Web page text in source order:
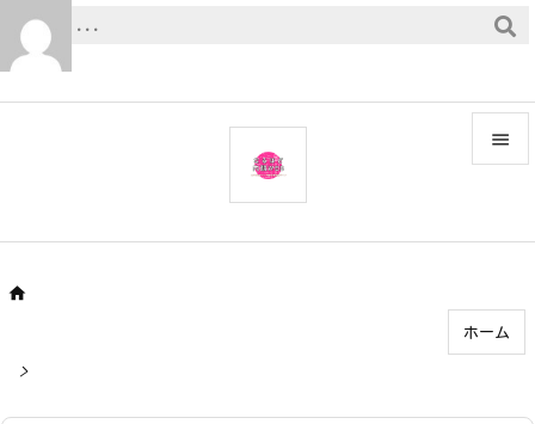



前へ

ホーム
>